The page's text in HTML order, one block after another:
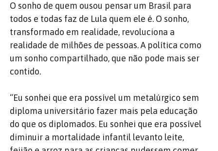
O sonho de quem ousou pensar um Brasil para
todos e todas faz de Lula quem ele é. O sonho,
transformado em realidade, revoluciona a
realidade de milhões de pessoas. A política como
um sonho compartilhado, que não pode mais ser
contido.
“Eu sonhei que era possível um metalúrgico sem
diploma universitário fazer mais pela educação
do que os diplomados. Eu sonhei que era possível
diminuir a mortalidade infantil levanto leite,